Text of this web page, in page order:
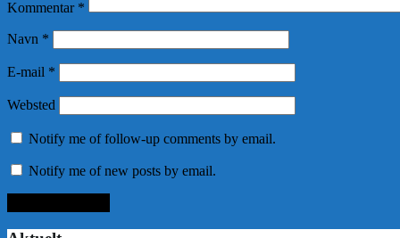
Kommentar *
Navn *
E-mail *
Websted
Notify me of follow-up comments by email.
Notify me of new posts by email.